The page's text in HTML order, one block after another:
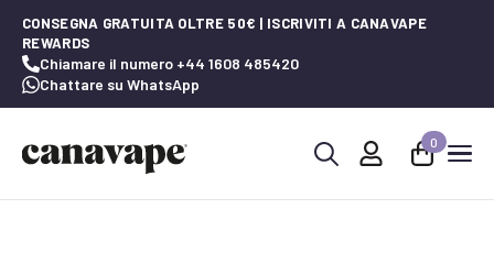
CONSEGNA GRATUITA OLTRE 50€ | ISCRIVITI A CANAVAPE
REWARDS
Chiamare il numero +44 1608 485420
Chattare su WhatsApp
0